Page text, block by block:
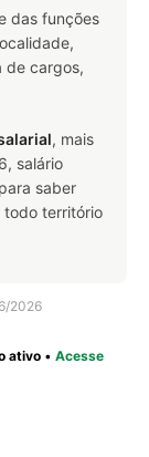
das funções
de cargos,
, mais
salário
saber
todo território
2026
ativo •Acesse